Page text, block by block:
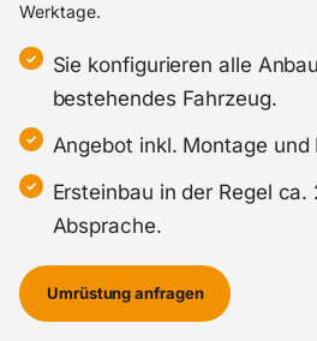
Werktage.
Sie konfigurieren alle
bestehendes Fahrzeug.
Angebot inkl. Montage und
Ersteinbau in der Regel
Absprache.
Umrüstung anfragen